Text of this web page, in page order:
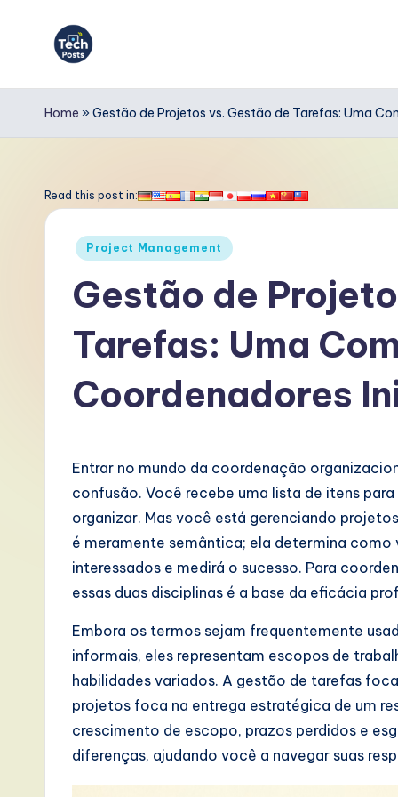
T
e
h
rt
Home » Gestão de Projetos vs. Gestão de Tarefas: Uma
Read this post in:
Posted
Project Management
Gestão de
Tarefas: Uma
Coordenadores
Entrar no mundo da coordenação
confusão. Você recebe uma lista de itens
organizar. Mas você está gerenciando
é meramente semântica; ela determina
interessados e medirá o sucesso. Para
essas duas disciplinas é a base da eficácia
Embora os termos sejam frequentemente
informais, eles representam escopos de
habilidades variados. A gestão de tarefas
projetos foca na entrega estratégica de um
crescimento de escopo, prazos perdidos e
diferenças, ajudando você a navegar suas